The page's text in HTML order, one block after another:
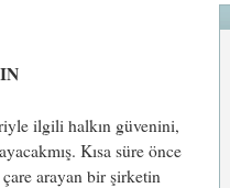
ilgili halkın güvenini,
Kısa süre önce
arayan bir şirketin